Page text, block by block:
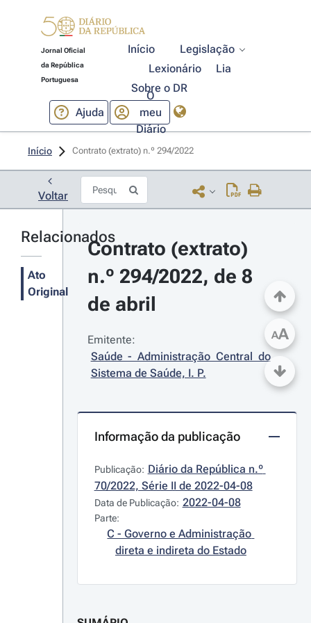
Jornal Oficial
da República
Portuguesa
Início
Legislação
Lexionário
Lia
Sobre o DR
Ajuda
O
meu
Diário
Início Contrato (extrato) n.º 294/2022
Voltar
Relacionados
Ato
Original
Contrato (extrato)
n.º 294/2022, de 8
de abril
Emitente:
Saúde - Administração Central do
Sistema de Saúde, I. P.
Informação da publicação
Publicação: Diário da República n.º
70/2022, Série II de 2022-04-08
Data de Publicação: 2022-04-08
Parte:
C - Governo e Administração
direta e indireta do Estado
AA